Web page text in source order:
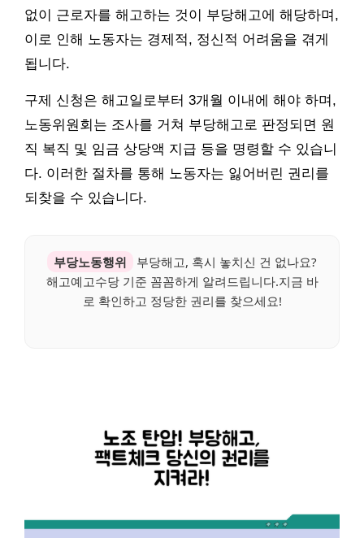
없이 근로자를 해고하는 것이 부당해고에 해당하며,
이로 인해 노동자는 경제적, 정신적 어려움을 겪게
됩니다.
구제 신청은 해고일로부터 3개월 이내에 해야 하며,
노동위원회는 조사를 거쳐 부당해고로 판정되면 원
직 복직 및 임금 상당액 지급 등을 명령할 수 있습니
다. 이러한 절차를 통해 노동자는 잃어버린 권리를
되찾을 수 있습니다.
부당노동행위
부당해고, 혹시 놓치신 건 없나요?
해고예고수당 기준 꼼꼼하게 알려드립니다.지금 바
로 확인하고 정당한 권리를 찾으세요!